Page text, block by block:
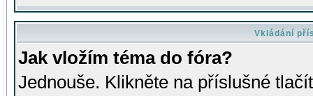
Vkládání
Jak vložím téma do fóra?
Jednouše. Klikněte na příslušné